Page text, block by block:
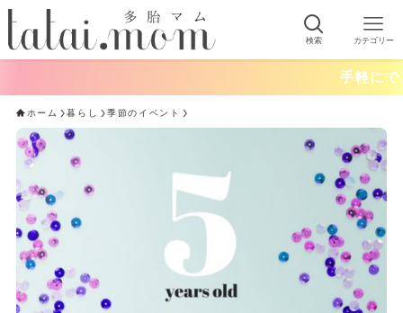
検索 カテゴリー
手軽にできる！お
ホーム 暮らし 季節のイベント